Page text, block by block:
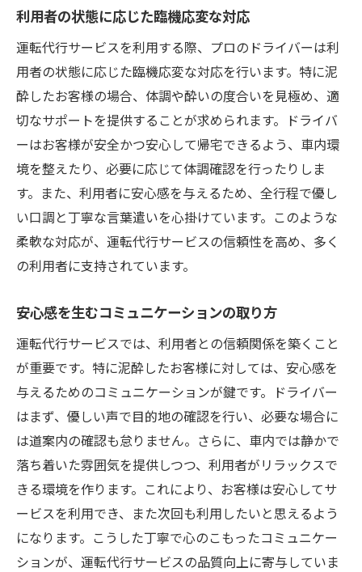
利用者の状態に応じた臨機応変な対応
運転代行サービスを利用する際、プロのドライバーは利
用者の状態に応じた臨機応変な対応を行います。特に泥
酔したお客様の場合、体調や酔いの度合いを見極め、適
切なサポートを提供することが求められます。ドライバ
ーはお客様が安全かつ安心して帰宅できるよう、車内環
境を整えたり、必要に応じて体調確認を行ったりしま
す。また、利用者に安心感を与えるため、全行程で優し
い口調と丁寧な言葉遣いを心掛けています。このような
柔軟な対応が、運転代行サービスの信頼性を高め、多く
の利用者に支持されています。
安心感を生むコミュニケーションの取り方
運転代行サービスでは、利用者との信頼関係を築くこと
が重要です。特に泥酔したお客様に対しては、安心感を
与えるためのコミュニケーションが鍵です。ドライバー
はまず、優しい声で目的地の確認を行い、必要な場合に
は道案内の確認も怠りません。さらに、車内では静かで
落ち着いた雰囲気を提供しつつ、利用者がリラックスで
きる環境を作ります。これにより、お客様は安心してサ
ービスを利用でき、また次回も利用したいと思えるよう
になります。こうした丁寧で心のこもったコミュニケー
ションが、運転代行サービスの品質向上に寄与していま